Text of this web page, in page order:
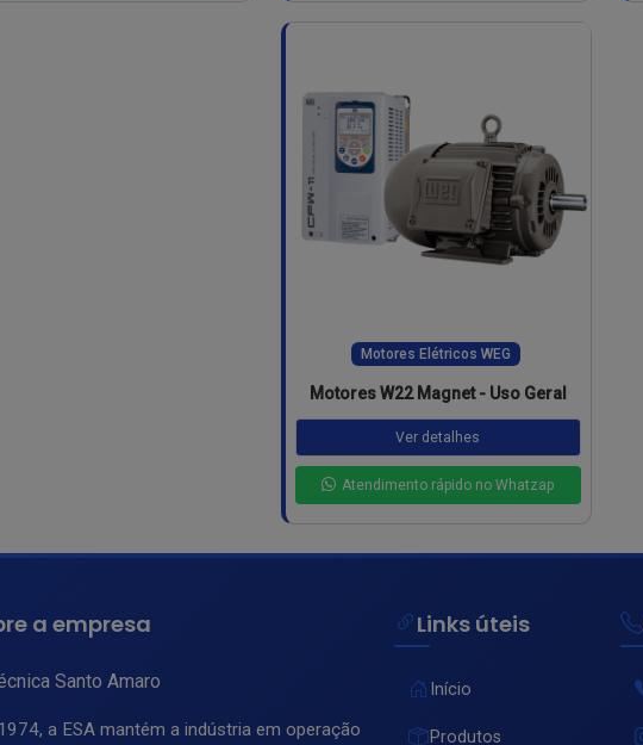
Motores Elétricos WEG
Motores W22 Magnet - Uso Geral
Ver detalhes
Atendimento rápido no Whatzap
a empresa
Santo Amaro
a ESA mantém a indústria em operação
Links úteis
Início
Produtos